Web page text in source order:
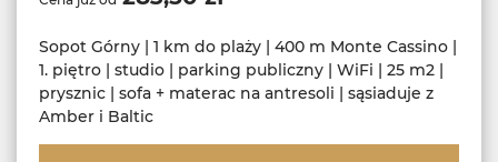
Sopot Górny | 1 km do plaży | 400 m Monte Cassino |
1. piętro | studio | parking publiczny | WiFi | 25 m2 |
prysznic | sofa + materac na antresoli | sąsiaduje z
Amber i Baltic